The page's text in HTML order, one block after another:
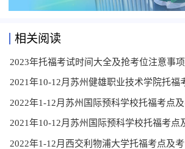
相关阅读
2023年托福考试时间大全及抢考位注意事项